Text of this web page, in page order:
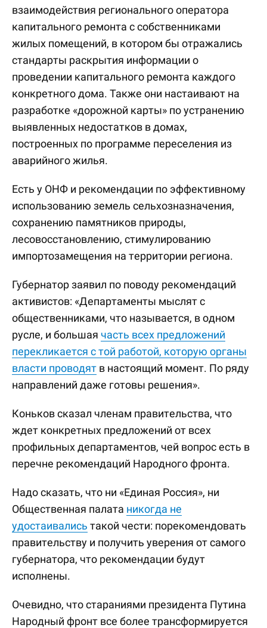
взаимодействия регионального оператора
капитального ремонта с собственниками
жилых помещений, в котором бы отражались
стандарты раскрытия информации о
проведении капитального ремонта каждого
конкретного дома. Также они настаивают на
разработке «дорожной карты» по устранению
выявленных недостатков в домах,
построенных по программе переселения из
аварийного жилья.
Есть у ОНФ и рекомендации по эффективному
использованию земель сельхозназначения,
сохранению памятников природы,
лесовосстановлению, стимулированию
импортозамещения на территории региона.
Губернатор заявил по поводу рекомендаций
активистов: «Департаменты мыслят с
общественниками, что называется, в одном
русле, и большая часть всех предложений
перекликается с той работой, которую органы
власти проводят в настоящий момент. По ряду
направлений даже готовы решения».
Коньков сказал членам правительства, что
ждет конкретных предложений от всех
профильных департаментов, чей вопрос есть в
перечне рекомендаций Народного фронта.
Надо сказать, что ни «Единая Россия», ни
Общественная палата никогда не
удостаивались такой чести: порекомендовать
правительству и получить уверения от самого
губернатора, что рекомендации будут
исполнены.
Очевидно, что стараниями президента Путина
Народный фронт все более трансформируется